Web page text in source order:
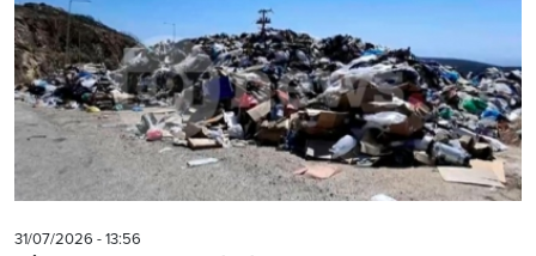
31/07/2026 - 13:56